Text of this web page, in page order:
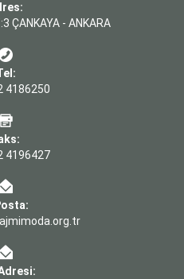
ÇANKAYA - ANKARA
4186250
4196427